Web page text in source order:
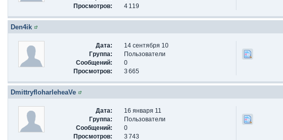
Просмотров:
4 119
Den4ik
Дата:
14 сентября 10
Группа:
Пользователи
Сообщений:
0
Просмотров:
3 665
DmittryfloharleheaVe
Дата:
16 января 11
Группа:
Пользователи
Сообщений:
0
Просмотров:
3 743